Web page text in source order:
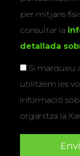
per mitjans
consultar la
detallada
Si marqueu
utilitzem les
informació
organitza la